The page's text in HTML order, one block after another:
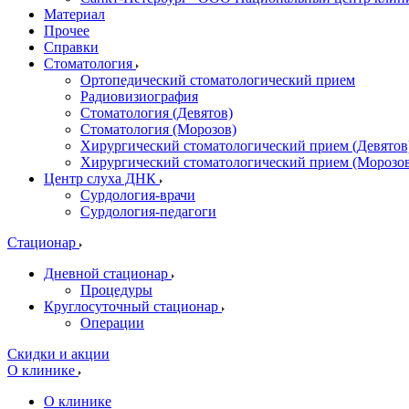
Материал
Прочее
Справки
Стоматология
Ортопедический стоматологический прием
Радиовизиография
Стоматология (Девятов)
Стоматология (Морозов)
Хирургический стоматологический прием
Хирургический стоматологический прием
Центр слуха ДНК
Сурдология-врачи
Сурдология-педагоги
Стационар
Дневной стационар
Процедуры
Круглосуточный стационар
Операции
Скидки и акции
О клинике
О клинике